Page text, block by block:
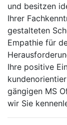
und besitzen
Ihrer
gestalteten
Empathie für
Ihre positive
gängigen MS
wir Sie